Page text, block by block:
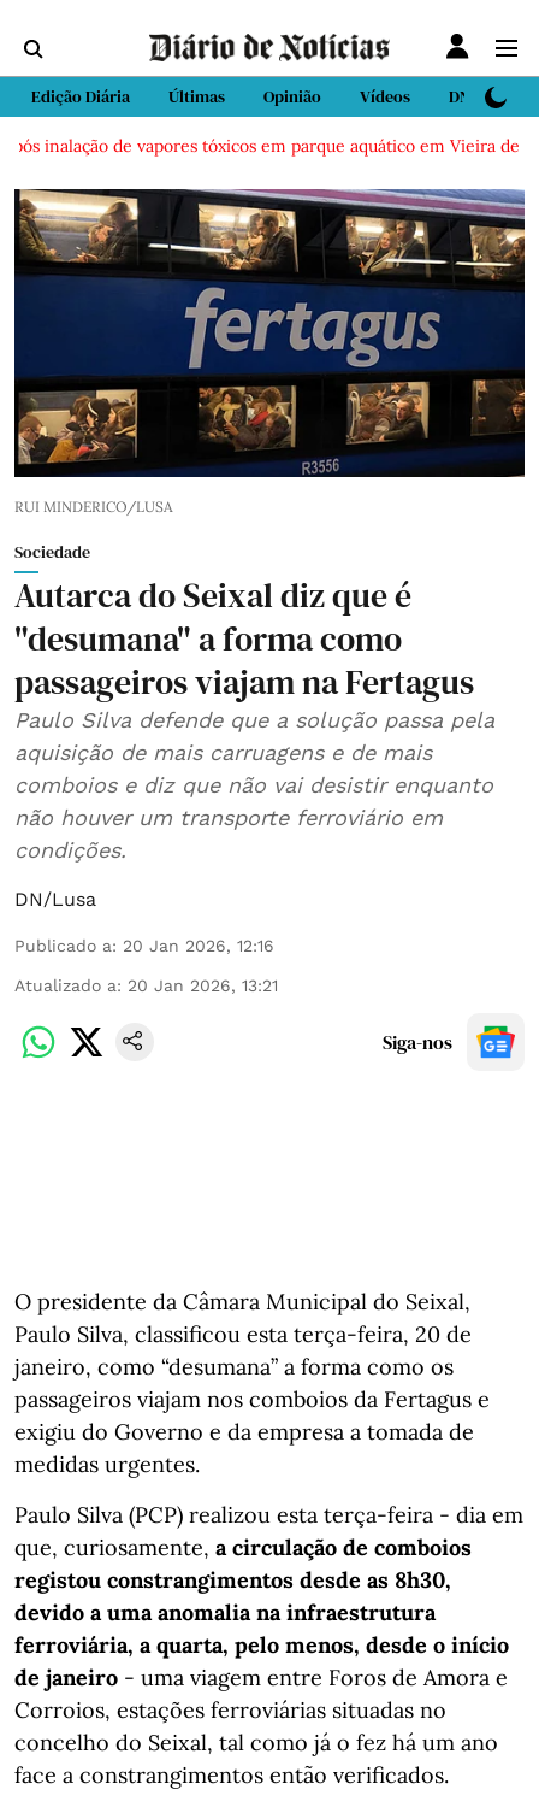
Edição Diária Últimas Opinião Vídeos DN Sport
de vapores tóxicos em parque aquático em Vieira de Leiria
RUI MINDERICO/LUSA
Sociedade
Autarca do Seixal diz que é
"desumana" a forma como
passageiros viajam na Fertagus
Paulo Silva defende que a solução passa pela
aquisição de mais carruagens e de mais
comboios e diz que não vai desistir enquanto
não houver um transporte ferroviário em
condições.
DN/Lusa
Publicado a: 20 Jan 2026, 12:16
Atualizado a: 20 Jan 2026, 13:21
Siga-nos
O presidente da Câmara Municipal do Seixal,
Paulo Silva, classificou esta terça-feira, 20 de
janeiro, como “desumana” a forma como os
passageiros viajam nos comboios da Fertagus e
exigiu do Governo e da empresa a tomada de
medidas urgentes.
Paulo Silva (PCP) realizou esta terça-feira - dia em
que, curiosamente, a circulação de comboios
registou constrangimentos desde as 8h30,
devido a uma anomalia na infraestrutura
ferroviária, a quarta, pelo menos, desde o início
de janeiro - uma viagem entre Foros de Amora e
Corroios, estações ferroviárias situadas no
concelho do Seixal, tal como já o fez há um ano
face a constrangimentos então verificados.